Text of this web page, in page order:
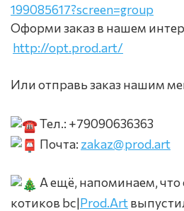
199085617?screen=group
Оформи заказ в нашем
http://opt.prod.art/
Или отправь заказ нашим
Тел.: +79090636363
Почта: zakaz@prod.art
А ещё, напоминаем,
котиков bc|Prod.Art